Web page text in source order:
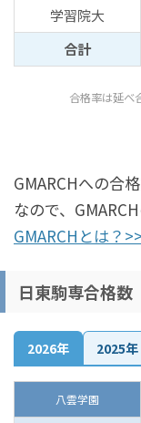
学習院大
合計
合格率は延べ
GMARCHへの合
なので、
GMARCHとは？>>
日東駒専合格数
2026年 2025年
八雲学園